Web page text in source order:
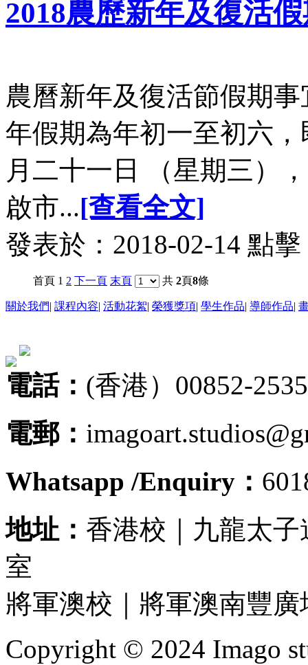
2018農歷新年及復活
農曆新年及復活節假期
年假期為年初⼀⾄初六
⽉⼆⼗⼀⽇ （星期三）
啟市...[查看全文]
發表於：2018-02-14 點擊
首頁 1 2 下一頁 末頁 共 2頁8條
關於我們| 課程內容| 活動花絮| 榮獲獎項| 學生作品| 導師作品|
電話： (香港）00852-
電郵：
Whatsapp /Enquiry：
地址： 香港校｜九龍太
室
將軍澳校｜將軍澳南豐廣
Copyright © 2024 Imago